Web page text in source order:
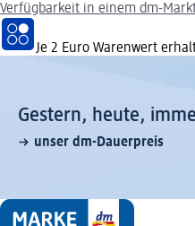
Verfügbarkeit in einem dm-
Je 2 Euro Warenwert
Gestern, heute,
unser dm-Dauerpreis